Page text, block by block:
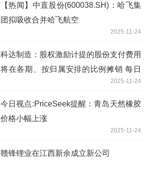
【热闻】中直股份(600038.SH)：哈飞集
团拟吸收合并哈飞航空
2025-11-24
科达制造：股权激励计提的股份支付费用
将在各期、按归属安排的比例摊销 每日
2025-11-24
今日视点:PriceSeek提醒：青岛天然橡胶
价格小幅上涨
2025-11-24
赣锋锂业在江西新余成立新公司